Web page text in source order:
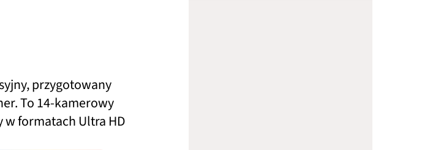
przygotowany
To 14-kamerowy
formatach Ultra HD